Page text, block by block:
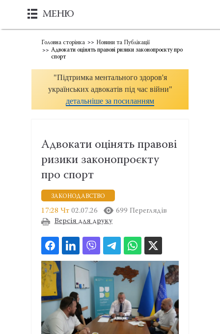
МЕНЮ
Головна сторінка
Новини та Публікації
Адвокати оцінять правові ризики законопроєкту про
спорт
"Підтримка ментального здоров'я
українських адвокатів під час війни"
детальніше за посиланням
Адвокати оцінять правові
ризики законопроєкту
про спорт
ЗАКОНОДАВСТВО
17:28 Чт 02.07.26
699 Переглядів
Версія для друку